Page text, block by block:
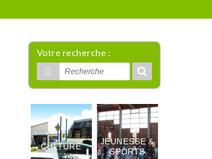
Votre recherche :
Rechercher
CULTURE
JEUNESSE &
SPORTS